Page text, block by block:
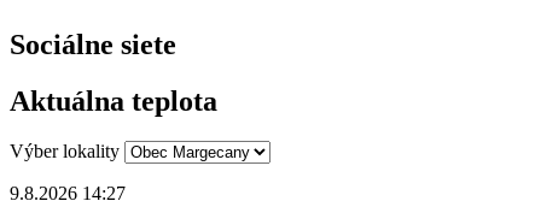
Sociálne siete
Aktuálna teplota
Výber lokality
9.8.2026 14:27